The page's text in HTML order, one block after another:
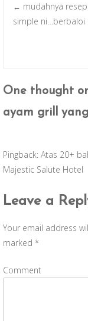
Post
← mudahnya
simple ni…berbaloi
One thought on
ayam grill
Pingback: Atas 20+
Majestic Salute Hotel
Leave a
Your email address
marked *
Comment